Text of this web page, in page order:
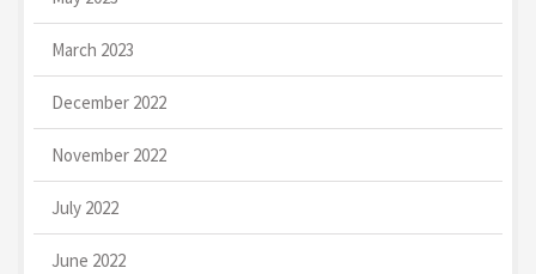
March 2023
December 2022
November 2022
July 2022
June 2022